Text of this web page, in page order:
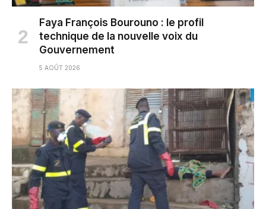
Faya François Bourouno : le profil
technique de la nouvelle voix du
Gouvernement
5 AOÛT 2026